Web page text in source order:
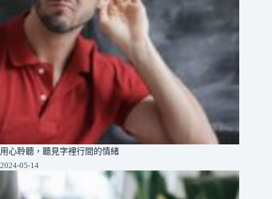
用心聆聽，聽見字裡行間的情緒
2024-05-14